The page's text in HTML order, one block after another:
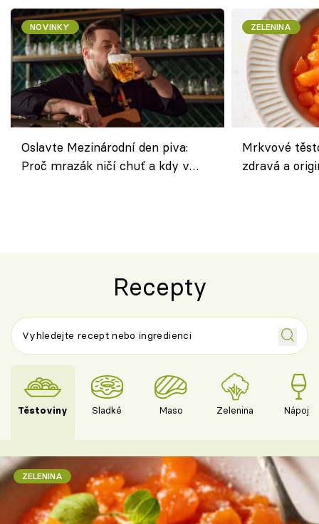
NOVINKY
Oslavte Mezinárodní den piva:
Proč mrazák ničí chuť a kdy v
ZELENINA
Mrkvové
zdravá a
Recepty
Těstoviny Sladké Maso Zelenina Nápoje
ZELENINA